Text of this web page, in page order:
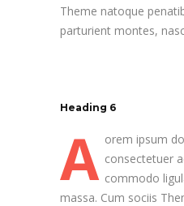
Theme natoque
parturient montes,
Heading 6
A orem ipsum
consectetuer
commodo
massa. Cum sociis